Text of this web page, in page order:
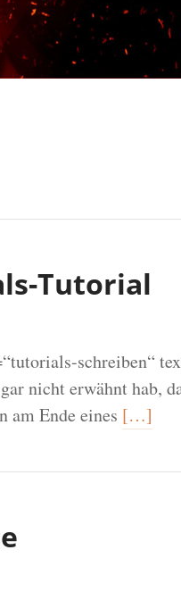
Tutorial
schreiben“
nicht erwähnt hab,
am Ende eines […]